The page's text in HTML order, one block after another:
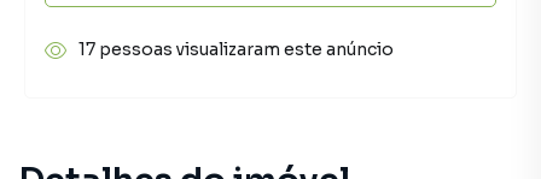
17 pessoas visualizaram este anúncio